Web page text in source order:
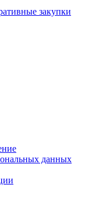
закупки
данных